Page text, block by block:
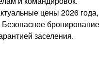
цены 2026 года,
бронирование
заселения.